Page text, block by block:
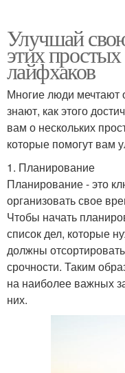
Улучшай
этих
лайфхаков
Многие люди мечтают
знают, как этого
вам о нескольких
которые помогут вам
1. Планирование
Планирование - это
организовать свое
Чтобы начать
список дел, которые
должны
срочности. Таким
на наиболее важных
них.